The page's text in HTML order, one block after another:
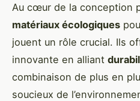
Au cœur de la conception
matériaux écologiques
jouent un rôle crucial. Ils
innovante en alliant
combinaison de plus en
soucieux de